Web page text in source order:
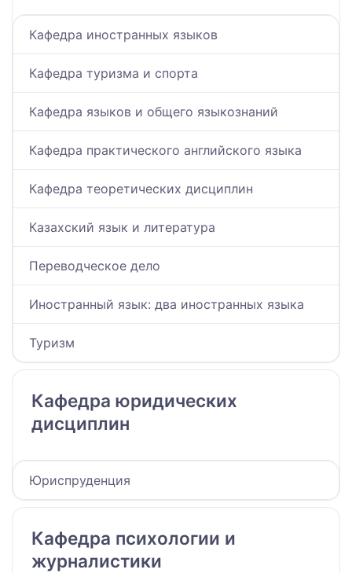
Кафедра иностранных языков
Кафедра туризма и спорта
Кафедра языков и общего языкознаний
Кафедра практического английского языка
Кафедра теоретических дисциплин
Казахский язык и литература
Переводческое дело
Иностранный язык: два иностранных языка
Туризм
Кафедра юридических
дисциплин
Юриспруденция
Кафедра психологии и
журналистики